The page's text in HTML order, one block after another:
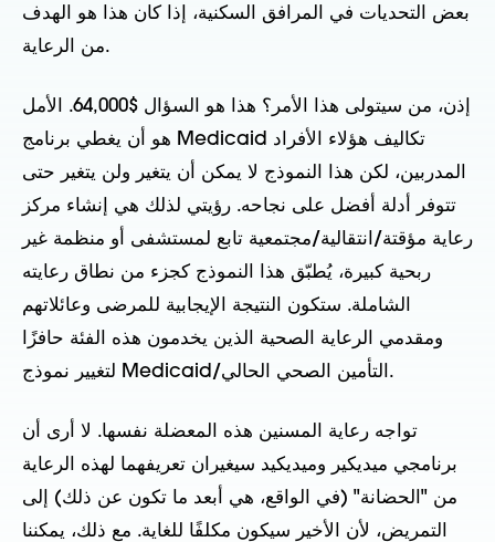
بعض التحديات في المرافق السكنية، إذا كان هذا هو الهدف
من الرعاية.
إذن، من سيتولى هذا الأمر؟ هذا هو السؤال $64,000. الأمل
هو أن يغطي برنامج Medicaid تكاليف هؤلاء الأفراد
المدربين، لكن هذا النموذج لا يمكن أن يتغير ولن يتغير حتى
تتوفر أدلة أفضل على نجاحه. رؤيتي لذلك هي إنشاء مركز
رعاية مؤقتة/انتقالية/مجتمعية تابع لمستشفى أو منظمة غير
ربحية كبيرة، يُطبّق هذا النموذج كجزء من نطاق رعايته
الشاملة. ستكون النتيجة الإيجابية للمرضى وعائلاتهم
ومقدمي الرعاية الصحية الذين يخدمون هذه الفئة حافزًا
لتغيير نموذج Medicaid/التأمين الصحي الحالي.
تواجه رعاية المسنين هذه المعضلة نفسها. لا أرى أن
برنامجي ميديكير وميديكيد سيغيران تعريفهما لهذه الرعاية
من "الحضانة" (في الواقع، هي أبعد ما تكون عن ذلك) إلى
التمريض، لأن الأخير سيكون مكلفًا للغاية. مع ذلك، يمكننا